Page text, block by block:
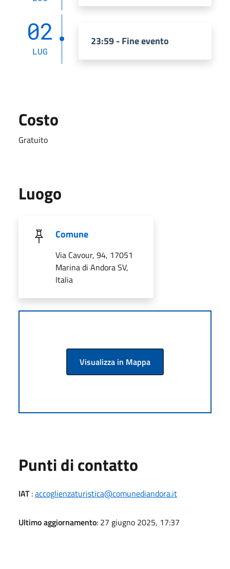
02
LUG
23:59 - Fine evento
Costo
Gratuito
Luogo
Comune
Via Cavour, 94, 17051
Marina di Andora SV,
Italia
Visualizza in Mappa
Punti di contatto
IAT:accoglienzaturistica@comunediandora.it
Ultimo aggiornamento: 27 giugno 2025, 17:37